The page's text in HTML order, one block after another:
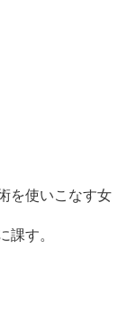
を使いこなす女
す。